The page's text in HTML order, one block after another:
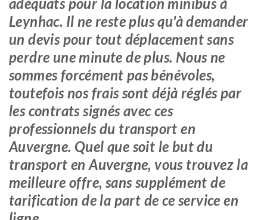
Leynhac. Il ne reste plus qu'à demander
un devis pour tout déplacement sans
perdre une minute de plus. Nous ne
sommes forcément pas bénévoles,
toutefois nos frais sont déjà réglés par
les contrats signés avec ces
professionnels du transport en
Auvergne. Quel que soit le but du
transport en Auvergne, vous trouvez la
meilleure offre, sans supplément de
tarification de la part de ce service en